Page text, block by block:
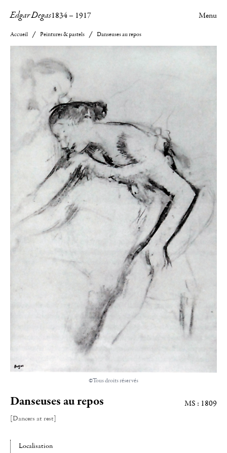
Edgar Degas1834– 1917 Menu
Accueil Peintures & pastels Danseuses au repos
©Tous droits réservés
Danseuses au repos
[Dancers at rest]
MS : 1809
Localisation